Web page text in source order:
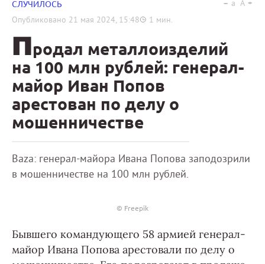
СЛУЧИЛОСЬ
Опубликовано 21 мая 2024, 15:48 1 мин.
a A
Продал металлоизделий
на 100 млн рублей: генерал-
майор Иван Попов
арестован по делу о
мошенничестве
Baza: генерал-майора Ивана Попова заподозрили
в мошенничестве на 100 млн рублей.
© Freepik
Бывшего командующего 58 армией генерал-
майор Ивана Попова арестовали по делу о